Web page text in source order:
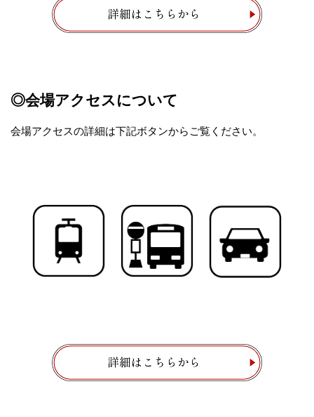
◎会場アクセスについて
会場アクセスの詳細は下記ボタンからご覧ください。